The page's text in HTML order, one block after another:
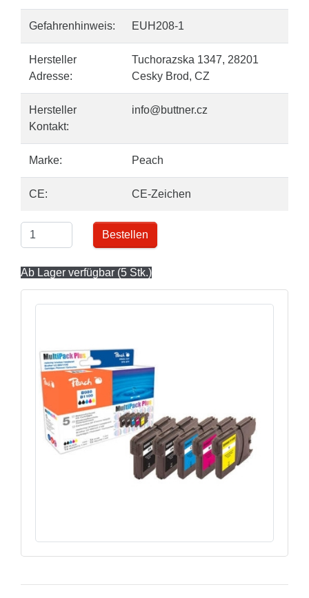
Gefahrenhinweis: EUH208-1
Hersteller
Adresse:
Tuchorazska 1347, 28201
Cesky Brod, CZ
Hersteller
Kontakt:
info@buttner.cz
Marke: Peach
CE: CE-Zeichen
Bestellen
Ab Lager verfügbar (5 Stk.)